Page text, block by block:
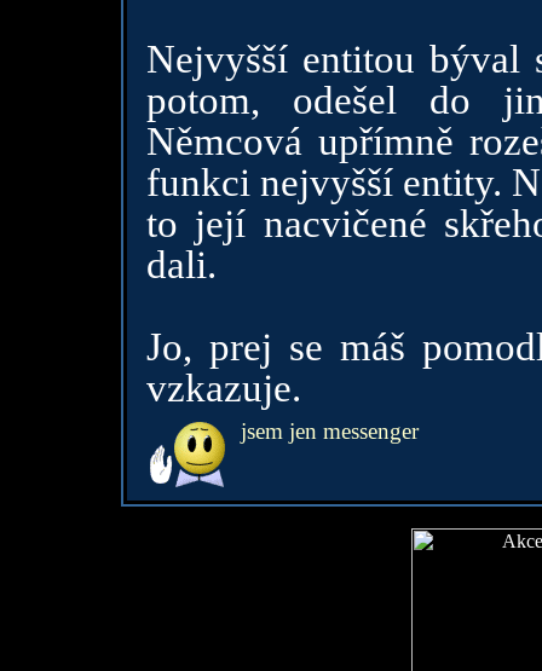
Nejvyšší entitou býval
potom, odešel do
Němcová upřímně
funkci nejvyšší entity.
to její nacvičené
dali.
Jo, prej se máš
vzkazuje.
jsem jen messenger